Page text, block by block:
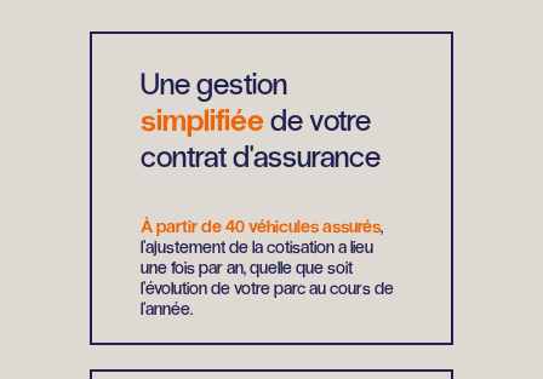
Une gestion
simplifiéede votre
contrat d'assurance
À partir de 40 véhicules assurés,
l’ajustement de la cotisation a lieu
une fois par an, quelle que soit
l’évolution de votre parc au cours de
l’année.